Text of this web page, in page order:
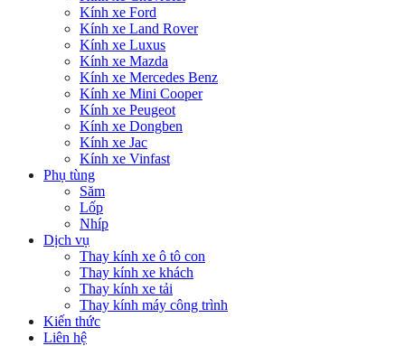
Kính xe Ford
Kính xe Land Rover
Kính xe Luxus
Kính xe Mazda
Kính xe Mercedes Benz
Kính xe Mini Cooper
Kính xe Peugeot
Kính xe Dongben
Kính xe Jac
Kính xe Vinfast
Phụ tùng
Săm
Lốp
Nhíp
Dịch vụ
Thay kính xe ô tô con
Thay kính xe khách
Thay kính xe tải
Thay kính máy công trình
Kiến thức
Liên hệ